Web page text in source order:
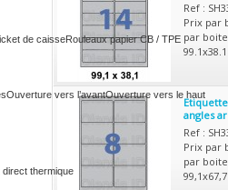
de caisseRouleaux papier CB / TPE
Ouverture vers l’avantOuverture vers le haut
thermique
Ref :
Prix par
par
angles
Ref :
Prix par
par